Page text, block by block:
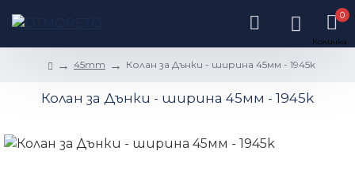
0
45mm Колан за Дънки - ширина 45мм - 1945k
Колан за Дънки - ширина 45мм - 1945k